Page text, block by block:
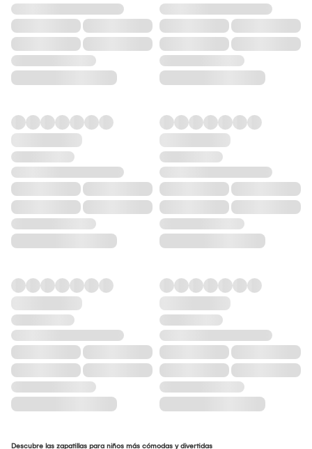
Descubre las zapatillas para niños más cómodas y divertidas